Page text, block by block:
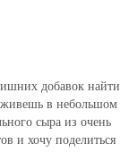
добавок найти
живешь в небольшом
сыра из очень
и хочу поделиться